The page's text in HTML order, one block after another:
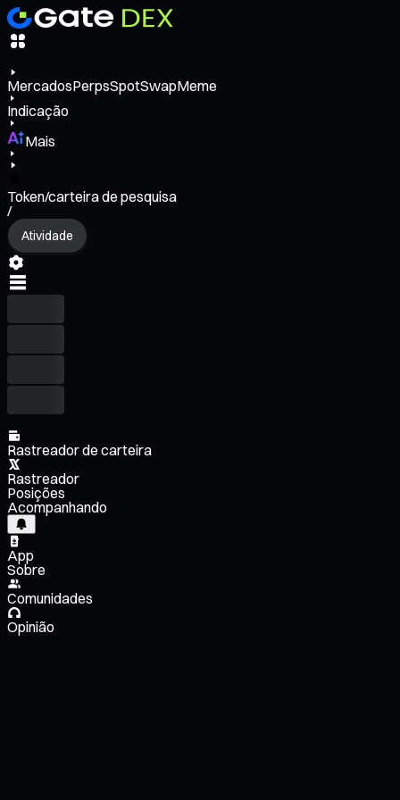
MercadosPerpsSpotSwapMeme
Indicação
Mais
Token/carteira de pesquisa
/
Atividade
Rastreador de carteira
Rastreador
Posições
Acompanhando
App
Sobre
Comunidades
Opinião